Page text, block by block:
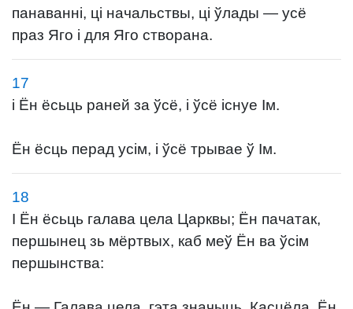
панаванні, ці начальствы, ці ўлады — усё
праз Яго і для Яго створана.
17
і Ён ёсьць раней за ўсё, і ўсё існуе Ім.
Ён ёсць перад усім, і ўсё трывае ў Ім.
18
І Ён ёсьць галава цела Царквы; Ён пачатак,
першынец зь мёртвых, каб меў Ён ва ўсім
першынства: